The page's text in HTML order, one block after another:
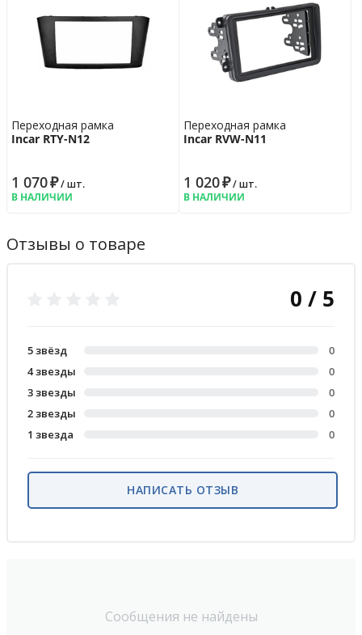
Переходная рамка
Incar RTY-N12
1 070₽/ шт.
В НАЛИЧИИ
Переходная рамка
Incar RVW-N11
1 020₽/ шт.
В НАЛИЧИИ
Отзывы о товаре
Сообщения не найдены
0 / 5
5 звёзд
0
4 звезды
0
3 звезды
0
2 звезды
0
1 звезда
0
НАПИСАТЬ ОТЗЫВ